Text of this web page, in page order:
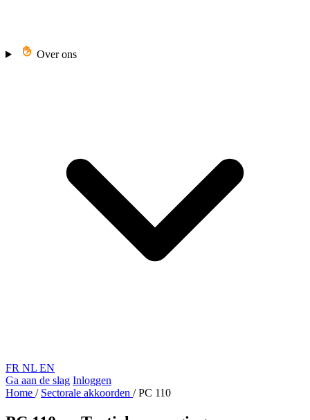
Over ons
FR NL EN
Ga aan de slag Inloggen
Home / Sectorale akkoorden / PC 110